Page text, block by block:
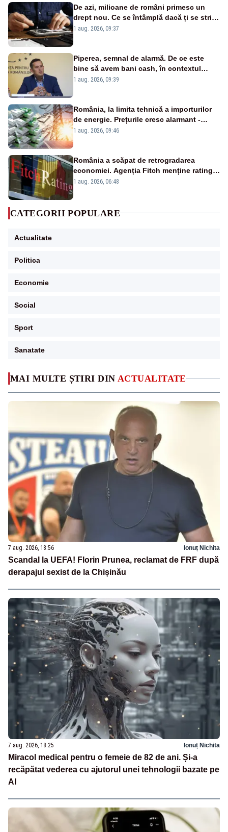
MAI MULTE ȘTIRI DIN ACTUALITATE
7 aug. 2026, 18:56 Ionuț Nichita
Scandal la UEFA! Florin Prunea, reclamat de FRF după
derapajul sexist de la Chișinău
7 aug. 2026, 18:25 Ionuț Nichita
Miracol medical pentru o femeie de 82 de ani. Și-a
recăpătat vederea cu ajutorul unei tehnologii bazate pe
AI
De azi, milioane de români primesc un
drept nou. Ce se întâmplă dacă ți se strică
un produs
1 aug. 2026, 09:37
Piperea, semnal de alarmă. De ce este
bine să avem bani cash, în contextul
alertei energetice?
1 aug. 2026, 09:39
România, la limita tehnică a importurilor
de energie. Prețurile cresc alarmant -
Analiză Realitatea Plus
1 aug. 2026, 09:46
România a scăpat de retrogradarea
economiei. Agenția Fitch menține ratingul
„BBB-” cu perspectivă negativă
1 aug. 2026, 06:48
CATEGORII POPULARE
Actualitate
Politica
Economie
Social
Sport
Sanatate